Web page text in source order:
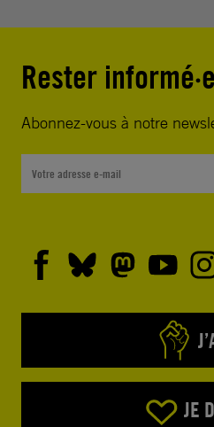
Rester informé·e
Abonnez-vous à notre
JE